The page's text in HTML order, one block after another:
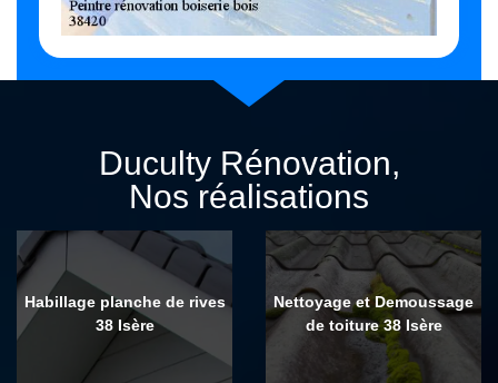
Duculty Rénovation,
Nos réalisations
Habillage planche de rives
38 Isère
Nettoyage et Demoussage
de toiture 38 Isère